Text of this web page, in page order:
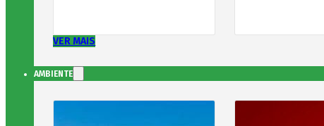
VER MAIS
AMBIENTE